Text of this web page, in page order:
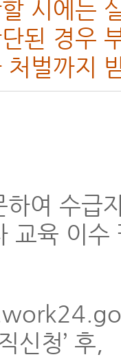
시에는
된 경우
처벌까지
하여 수급
교육 이수
신청’ 후,